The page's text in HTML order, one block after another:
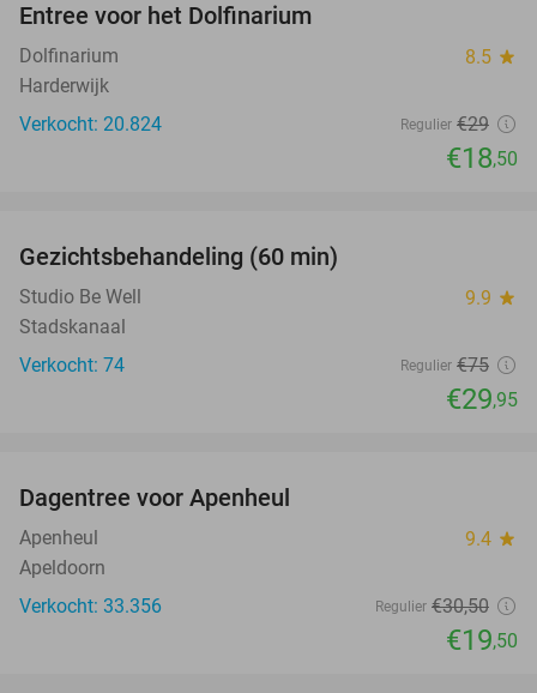
Entree voor het Dolfinarium
Dolfinarium 8.5 star
Harderwijk
Verkocht: 20.824
Regulier €29
€18,50
Gezichtsbehandeling (60 min)
Studio Be Well 9.9 star
Stadskanaal
Verkocht: 74
Regulier €75
€29,95
Dagentree voor Apenheul
Apenheul 9.4 star
Apeldoorn
Verkocht: 33.356
Regulier €30,50
€19,50